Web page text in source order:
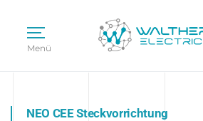
Menü
NEO CEE Steckvorrichtung